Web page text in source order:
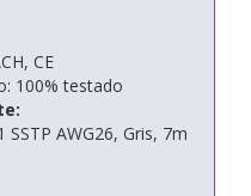
CE
100% testado
SSTP AWG26, Gris, 7m